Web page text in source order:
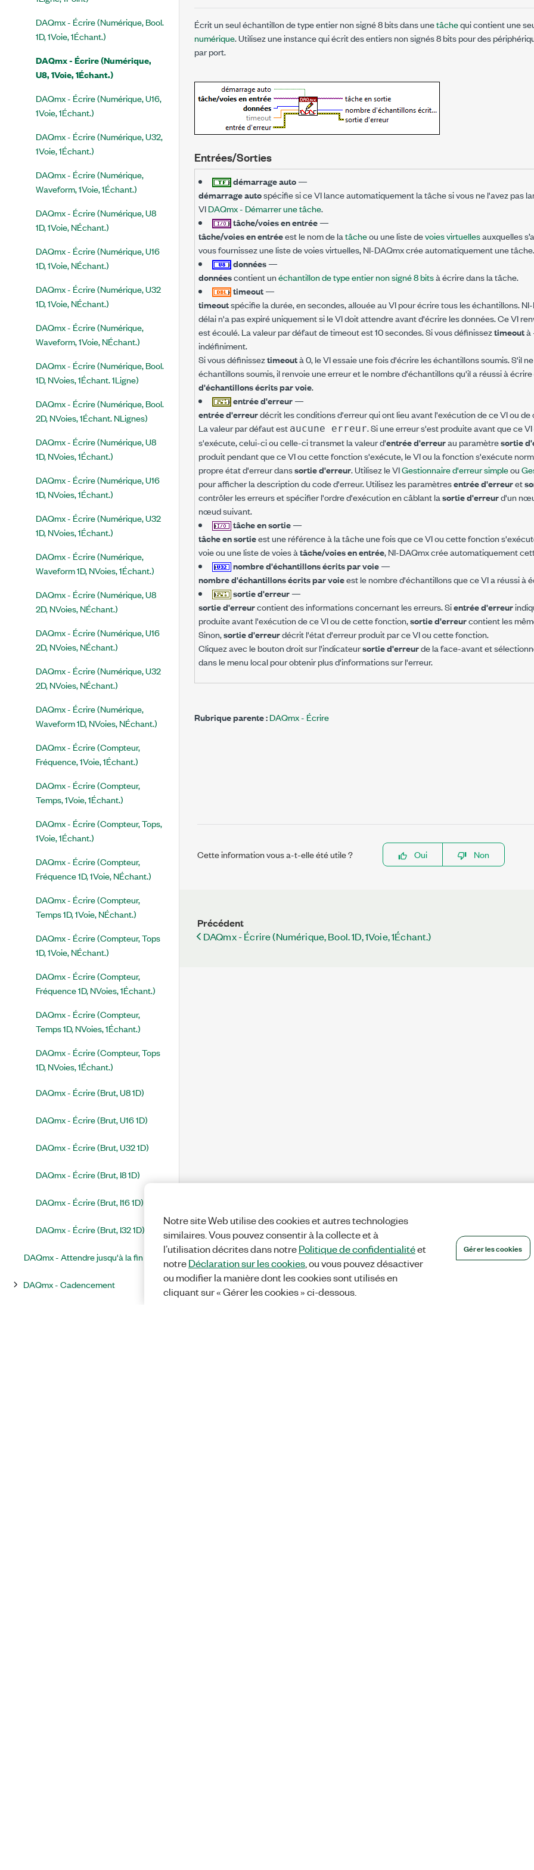
DAQmx - Écrire (Numérique, Bool.
1D, 1Voie, 1Échant.)
DAQmx - Écrire (Numérique,
U8, 1Voie, 1Échant.)
DAQmx - Écrire (Numérique, U16,
1Voie, 1Échant.)
DAQmx - Écrire (Numérique, U32,
1Voie, 1Échant.)
DAQmx - Écrire (Numérique,
Waveform, 1Voie, 1Échant.)
DAQmx - Écrire (Numérique, U8
1D, 1Voie, NÉchant.)
DAQmx - Écrire (Numérique, U16
1D, 1Voie, NÉchant.)
DAQmx - Écrire (Numérique, U32
1D, 1Voie, NÉchant.)
DAQmx - Écrire (Numérique,
Waveform, 1Voie, NÉchant.)
DAQmx - Écrire (Numérique, Bool.
1D, NVoies, 1Échant. 1Ligne)
DAQmx - Écrire (Numérique, Bool.
2D, NVoies, 1Échant. NLignes)
DAQmx - Écrire (Numérique, U8
1D, NVoies, 1Échant.)
DAQmx - Écrire (Numérique, U16
1D, NVoies, 1Échant.)
DAQmx - Écrire (Numérique, U32
1D, NVoies, 1Échant.)
DAQmx - Écrire (Numérique,
Waveform 1D, NVoies, 1Échant.)
DAQmx - Écrire (Numérique, U8
2D, NVoies, NÉchant.)
DAQmx - Écrire (Numérique, U16
2D, NVoies, NÉchant.)
DAQmx - Écrire (Numérique, U32
2D, NVoies, NÉchant.)
DAQmx - Écrire (Numérique,
Waveform 1D, NVoies, NÉchant.)
DAQmx - Écrire (Compteur,
Fréquence, 1Voie, 1Échant.)
DAQmx - Écrire (Compteur,
Temps, 1Voie, 1Échant.)
DAQmx - Écrire (Compteur, Tops,
1Voie, 1Échant.)
DAQmx - Écrire (Compteur,
Fréquence 1D, 1Voie, NÉchant.)
DAQmx - Écrire (Compteur,
Temps 1D, 1Voie, NÉchant.)
DAQmx - Écrire (Compteur, Tops
1D, 1Voie, NÉchant.)
DAQmx - Écrire (Compteur,
Fréquence 1D, NVoies, 1Échant.)
DAQmx - Écrire (Compteur,
Temps 1D, NVoies, 1Échant.)
DAQmx - Écrire (Compteur, Tops
1D, NVoies, 1Échant.)
DAQmx - Écrire (Brut, U8 1D)
DAQmx - Écrire (Brut, U16 1D)
DAQmx - Écrire (Brut, U32 1D)
DAQmx - Écrire (Brut, I8 1D)
DAQmx - Écrire (Brut, I16 1D)
DAQmx - Écrire (Brut, I32 1D)
DAQmx - Attendre jusqu'à la fin
DAQmx - Cadencement
Écrit un seul échantillon de type entier non signé 8 bits dans unetâchequi contient une
numérique. Utilisez une instance qui écrit des entiers non signés 8 bits pour des
par port.
Entrées/Sorties
démarrage auto—
démarrage autospécifie si ce VI lance automatiquement la tâche si vous ne l'avez pas
VIDAQmx - Démarrer une tâche.
tâche/voies en entrée—
tâche/voies en entréeest le nom de latâcheou une liste devoies virtuellesauxquelles
vous fournissez une liste de voies virtuelles, NI-DAQmx crée automatiquement une tâche.
données—
donnéescontient unéchantillon de type entier non signé 8 bitsà écrire dans la tâche.
timeout—
timeoutspécifie la durée, en secondes, allouée au VI pour écrire tous les échantillons.
délai n'a pas expiré uniquement si le VI doit attendre avant d'écrire les données. Ce VI
est écoulé. La valeur par défaut de timeout est 10 secondes. Si vous définisseztimeoutà
indéfiniment.
Si vous définisseztimeoutà 0, le VI essaie une fois d'écrire les échantillons soumis. S'il
échantillons soumis, il renvoie une erreur et le nombre d'échantillons qu'il a réussi à
d'échantillons écrits par voie.
entrée d'erreur—
entrée d'erreurdécrit les conditions d'erreur qui ont lieu avant l'exécution de ce VI ou
La valeur par défaut est aucune erreur. Si une erreur s'est produite avant que ce
s'exécute, celui-ci ou celle-ci transmet la valeur d'entrée d'erreurau paramètresortie
produit pendant que ce VI ou cette fonction s'exécute, le VI ou la fonction s'exécute
propre état d'erreur danssortie d'erreur. Utilisez le VIGestionnaire d'erreur simpleou
pour afficher la description du code d'erreur. Utilisez les paramètresentrée d'erreuret
contrôler les erreurs et spécifier l'ordre d'exécution en câblant lasortie d'erreurd'un
nœud suivant.
tâche en sortie—
tâche en sortieest une référence à la tâche une fois que ce VI ou cette fonction
voie ou une liste de voies àtâche/voies en entrée, NI-DAQmx crée automatiquement
nombre d'échantillons écrits par voie—
nombre d'échantillons écrits par voieest le nombre d'échantillons que ce VI a réussi à
sortie d'erreur—
sortie d'erreurcontient des informations concernant les erreurs. Sientrée d'erreur
produite avant l'exécution de ce VI ou de cette fonction,sortie d'erreurcontient les
Sinon,sortie d'erreurdécrit l'état d'erreur produit par ce VI ou cette fonction.
Cliquez avec le bouton droit sur l'indicateursortie d'erreurde la face-avant et
dans le menu local pour obtenir plus d'informations sur l'erreur.
Rubrique parente :DAQmx - Écrire
Cette information vous a-t-elle été utile ? Oui Non
Précédent
DAQmx - Écrire (Numérique, Bool. 1D, 1Voie, 1Échant.)
Notre site Web utilise des cookies et autres technologies
similaires. Vous pouvez consentir à la collecte et à
l’utilisation décrites dans notrePolitique de confidentialitéet
notreDéclaration sur les cookies, ou vous pouvez désactiver
ou modifier la manière dont les cookies sont utilisés en
cliquant sur « Gérer les cookies » ci-dessous.
Gérer les cookies